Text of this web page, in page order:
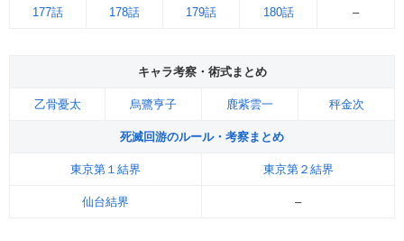
177話 178話 179話 180話 –
キャラ考察・術式まとめ
乙骨憂太 烏鷺亨子 鹿紫雲一 秤金次
死滅回游のルール・考察まとめ
東京第１結界 東京第２結界
仙台結界 –